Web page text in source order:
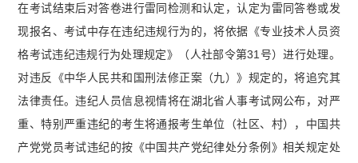
在考试结束后对答卷进行雷同检测和认定，认定为雷同答卷或发
现报名、考试中存在违纪违规行为的，将依据《专业技术人员资
格考试违纪违规行为处理规定》（人社部令第31号）进行处理。
对违反《中华人民共和国刑法修正案（九）》规定的，将追究其
法律责任。违纪人员信息视情将在湖北省人事考试网公布，对严
重、特别严重违纪的考生将通报考生单位（社区、村），中国共
产党党员考试违纪的按《中国共产党纪律处分条例》相关规定处